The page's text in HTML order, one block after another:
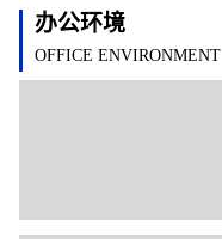
办公环境
OFFICE ENVIRONMENT